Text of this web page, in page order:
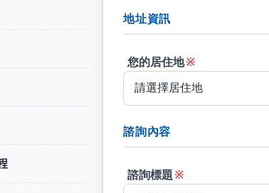
地址資訊
您的居住地※
諮詢內容
諮詢標題※